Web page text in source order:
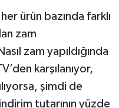
ürün bazında farklı
zam
zam yapıldığında
karşılanıyor,
şimdi de
tutarının yüzde